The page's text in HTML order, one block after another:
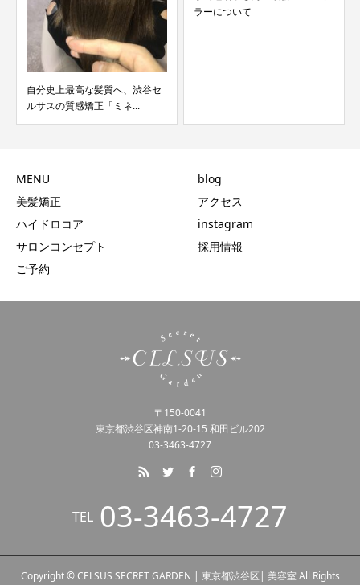
自分史上最高な髪質へ、渋谷セ
ルサスの質感矯正「ミネ...
ラーについて
MENU
美髪矯正
ハイドロコア
サロンコンセプト
ご予約
blog
アクセス
instagram
採用情報
〒150-0041
東京都渋谷区神南1-20-15 和田ビル202
03-3463-4727
TEL 03-3463-4727
Copyright © CELSUS SECRET GARDEN | 東京都渋谷区| 美容室 All Rights